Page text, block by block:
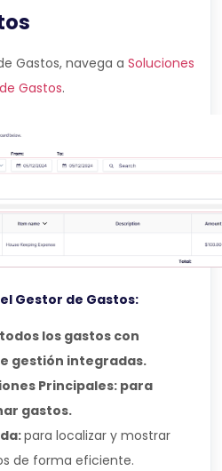
Gastos, navega a Soluciones
Gastos.
Gestor de Gastos:
los gastos con
gestión integradas.
Principales: para
gastos.
para localizar y mostrar
de forma eficiente.